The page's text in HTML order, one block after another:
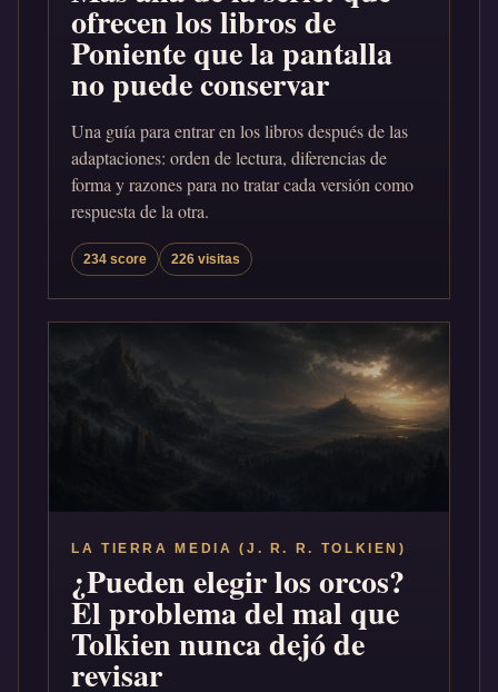
ofrecen los libros de
Poniente que la pantalla
no puede conservar
Una guía para entrar en los libros después de las
adaptaciones: orden de lectura, diferencias de
forma y razones para no tratar cada versión como
respuesta de la otra.
234 score 226 visitas
LA TIERRA MEDIA (J. R. R. TOLKIEN)
¿Pueden elegir los orcos?
El problema del mal que
Tolkien nunca dejó de
revisar